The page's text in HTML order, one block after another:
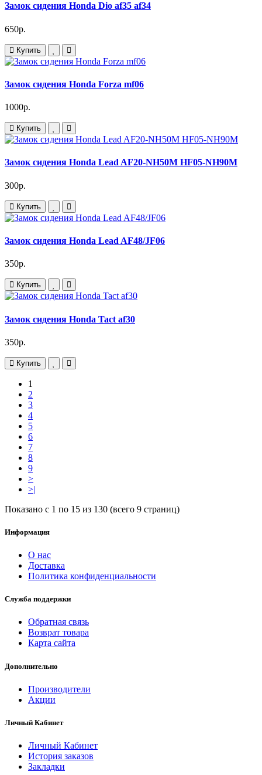
Замок сидения Honda Dio af35 af34
650р.
Купить
Замок сидения Honda Forza mf06
1000р.
Купить
Замок сидения Honda Lead AF20-NH50M HF05-NH90M
300р.
Купить
Замок сидения Honda Lead AF48/JF06
350р.
Купить
Замок сидения Honda Tact af30
350р.
Купить
1
2
3
4
5
6
7
8
9
>
>|
Показано с 1 по 15 из 130 (всего 9 страниц)
Информация
О нас
Доставка
Политика конфиденциальности
Служба поддержки
Обратная связь
Возврат товара
Карта сайта
Дополнительно
Производители
Акции
Личный Кабинет
Личный Кабинет
История заказов
Закладки